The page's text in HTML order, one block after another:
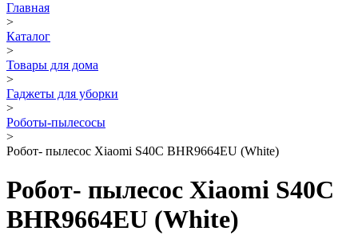
Главная
>
Каталог
>
Товары для дома
>
Гаджеты для уборки
>
Роботы-пылесосы
>
Робот- пылесос Xiaomi S40C BHR9664EU (White)
Робот- пылесос Xiaomi S40C
BHR9664EU (White)